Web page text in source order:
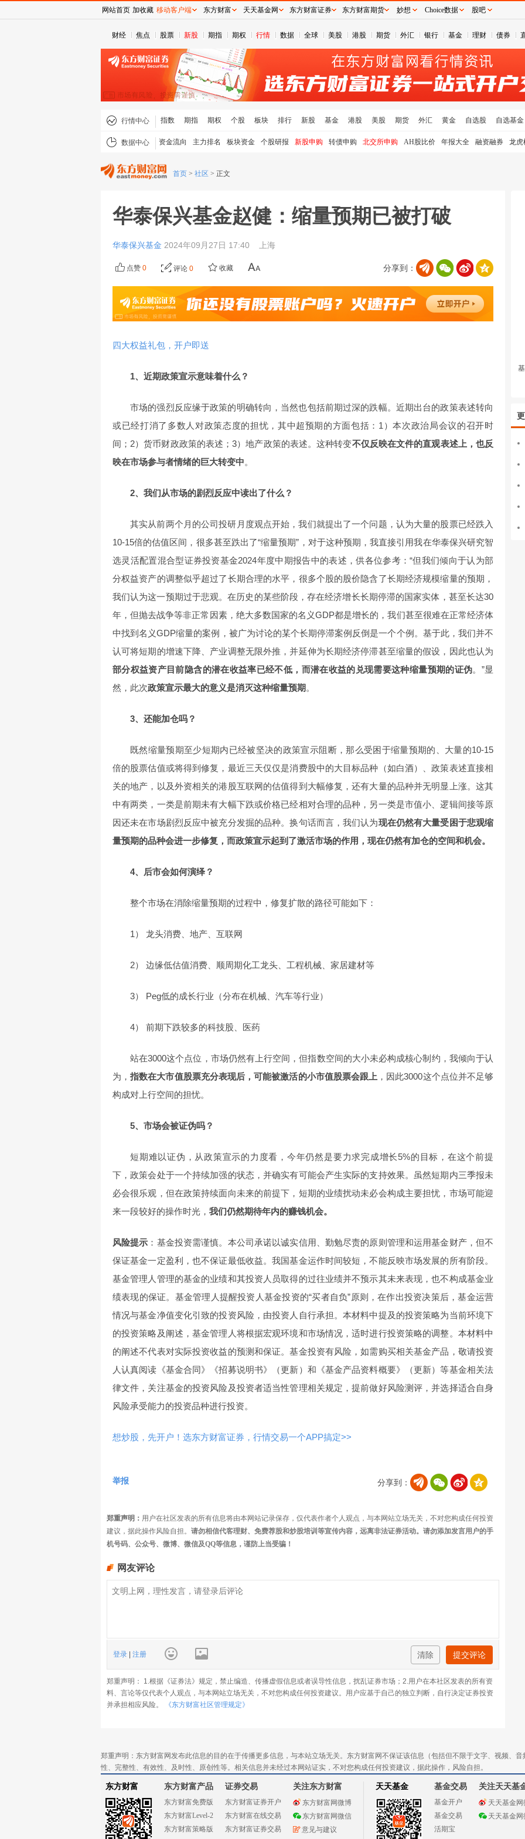
财经 焦点 股票 新股 期指 期权 行情 数据 全球 美股 港股 期货 外汇 银行 基金 理财 债券
行情中心 指数 期指 期权 个股 板块 排行 新股 基金 港股 美股 期货 外汇 黄金 自选股 自选基金
数据中心 资金流向 主力排名 板块资金 个股研报 新股申购 转债申购 北交所申购 AH股比价 年报大全 融资融券 龙虎
首页 > 社区 > 正文
华泰保兴基金赵健：缩量预期已被打破
华泰保兴基金 2024年09月27日 17:40 上海
分享到：
点赞 0 评论 0 收藏
四大权益礼包，开户即送
1、近期政策宣示意味着什么？
市场的强烈反应缘于政策的明确转向，当然也包括前期过深的跌幅。近期出台的政策表述转向
或已经打消了多数人对政策态度的担忧，其中超预期的方面包括：1）本次政治局会议的召开时
间；2）货币财政政策的表述；3）地产政策的表述。这种转变不仅反映在文件的直观表述上，也反
映在市场参与者情绪的巨大转变中。
2、我们从市场的剧烈反应中读出了什么？
其实从前两个月的公司投研月度观点开始，我们就提出了一个问题，认为大量的股票已经跌入
10-15倍的估值区间，很多甚至跌出了“缩量预期”，对于这种预期，我直接引用我在华泰保兴研究智
选灵活配置混合型证券投资基金2024年度中期报告中的表述，供各位参考：“但我们倾向于认为部
分权益资产的调整似乎超过了长期合理的水平，很多个股的股价隐含了长期经济规模缩量的预期，
我们认为这一预期过于悲观。在历史的某些阶段，存在经济增长长期停滞的国家实体，甚至长达30
年，但抛去战争等非正常因素，绝大多数国家的名义GDP都是增长的，我们甚至很难在正常经济体
中找到名义GDP缩量的案例，被广为讨论的某个长期停滞案例反倒是一个个例。基于此，我们并不
认可将短期的增速下降、产业调整无限外推，并延伸为长期经济停滞甚至缩量的假设，因此也认为
部分权益资产目前隐含的潜在收益率已经不低，而潜在收益的兑现需要这种缩量预期的证伪。”显
然，此次政策宣示最大的意义是消灭这种缩量预期 。
3、还能加仓吗？
既然缩量预期至少短期内已经被坚决的政策宣示阻断，那么受困于缩量预期的、大量的10-15
倍的股票估值或将得到修复，最近三天仅仅是消费股中的大目标品种（如白酒）、政策表述直接相
关的地产，以及外资相关的港股互联网的估值得到大幅修复，还有大量的品种并无明显上涨。这其
中有两类，一类是前期未有大幅下跌或价格已经相对合理的品种，另一类是市值小、逻辑间接等原
因还未在市场剧烈反应中被充分发掘的品种。换句话而言，我们认为现在仍然有大量受困于悲观缩
量预期的品种会进一步修复，而政策宣示起到了激活市场的作用，现在仍然有加仓的空间和机会。
4、后市会如何演绎？
整个市场在消除缩量预期的过程中，修复扩散的路径可能如下：
1） 龙头消费、地产、互联网
2） 边缘低估值消费、顺周期化工龙头、工程机械、家居建材等
3） Peg低的成长行业（分布在机械、汽车等行业）
4） 前期下跌较多的科技股、医药
站在3000这个点位，市场仍然有上行空间，但指数空间的大小未必构成核心制约，我倾向于认
为，指数在大市值股票充分表现后，可能被激活的小市值股票会跟上 ，因此3000这个点位并不足够
构成对上行空间的担忧。
5、市场会被证伪吗？
短期难以证伪，从政策宣示的力度看，今年仍然是要力求完成增长5%的目标，在这个前提
下，政策会处于一个持续加强的状态，并确实有可能会产生实际的支持效果。虽然短期内三季报未
必会很乐观，但在政策持续面向未来的前提下，短期的业绩扰动未必会构成主要担忧，市场可能迎
来一段较好的操作时光， 我们仍然期待年内的赚钱机会。
风险提示 ：基金投资需谨慎。本公司承诺以诚实信用、勤勉尽责的原则管理和运用基金财产，但不
保证基金一定盈利，也不保证最低收益。我国基金运作时间较短，不能反映市场发展的所有阶段。
基金管理人管理的基金的业绩和其投资人员取得的过往业绩并不预示其未来表现，也不构成基金业
绩表现的保证。基金管理人提醒投资人基金投资的“买者自负”原则，在作出投资决策后，基金运营
情况与基金净值变化引致的投资风险，由投资人自行承担。本材料中提及的投资策略为当前环境下
的投资策略及阐述，基金管理人将根据宏观环境和市场情况，适时进行投资策略的调整。本材料中
的阐述不代表对实际投资收益的预测和保证。基金投资有风险，如需购买相关基金产品，敬请投资
人认真阅读《基金合同》《招募说明书》（更新）和《基金产品资料概要》（更新）等基金相关法
律文件，关注基金的投资风险及投资者适当性管理相关规定，提前做好风险测评，并选择适合自身
风险承受能力的投资品种进行投资。
想炒股，先开户！选东方财富证券，行情交易一个APP搞定>>
分享到：
举报
郑重声明： 用户在社区发表的所有信息将由本网站记录保存，仅代表作者个人观点，与本网站立场无关，不对您构成任何投资
建议，据此操作风险自担。 请勿相信代客理财、免费荐股和炒股培训等宣传内容，远离非法证券活动。请勿添加发言用户的手
机号码、公众号、微博、微信及QQ等信息，谨防上当受骗！
网友评论
登录 注册 清除 提交评论
郑重声明： 1.根据《证券法》规定，禁止编造、传播虚假信息或者误导性信息，扰乱证券市场；2.用户在本社区发表的所有资
料、言论等仅代表个人观点，与本网站立场无关，不对您构成任何投资建议。用户应基于自己的独立判断，自行决定证券投资
并承担相应风险。
《东方财富社区管理规定》
郑重声明：东方财富网发布此信息的目的在于传播更多信息，与本站立场无关。东方财富网不保证该信息（包括但不限于文字、视频、
性、完整性、有效性、及时性、原创性等。相关信息并未经过本网站证实，不对您构成任何投资建议，据此操作，风险自担。
东方财富 东方财富产品
东方财富免费版
东方财富Level-2
东方财富策略版
证券交易
东方财富证券开户
东方财富在线交易
东方财富证券交易
关注东方财富
东方财富网微博
东方财富网微信
意见与建议
天天基金 基金交易
基金开户
基金交易
活期宝
关注天天基
天天基金网
天天基金网
网站首页 加收藏 移动客户端 东方财富 天天基金网 东方财富证券 东方财富期货 妙想 Choice数据 股吧